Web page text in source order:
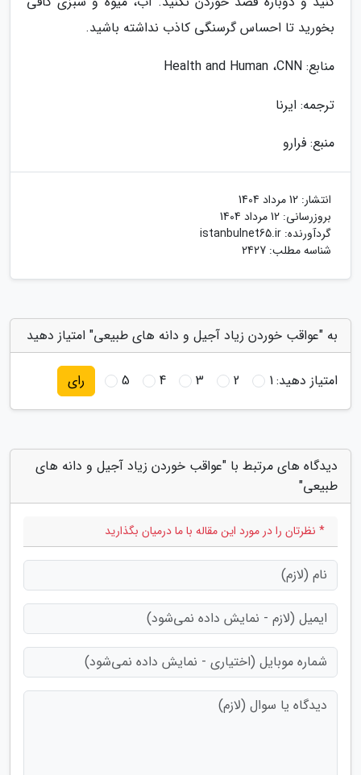
بخورید تا احساس گرسنگی کاذب نداشته باشید.
منابع: Health and Human ،CNN
ترجمه: ایرنا
منبع: فرارو
انتشار: 12 مرداد 1404
بروزرسانی: 12 مرداد 1404
گردآورنده: istanbulnet65.ir
شناسه مطلب: 2427
به "عواقب خوردن زیاد آجیل و دانه های طبیعی" امتیاز دهید
امتیاز دهید:1
2
3
4
5 رای
دیدگاه های مرتبط با "عواقب خوردن زیاد آجیل و دانه های
طبیعی"
* نظرتان را در مورد این مقاله با ما درمیان بگذارید